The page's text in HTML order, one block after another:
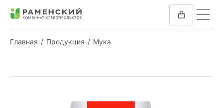
Главная Продукция Мука